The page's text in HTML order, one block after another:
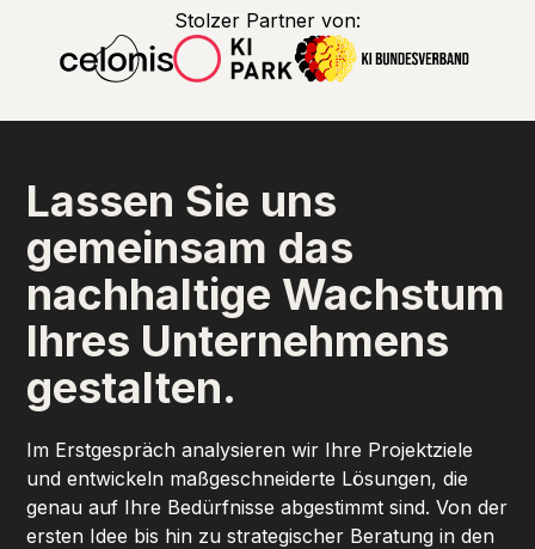
Stolzer Partner von:
Lassen Sie uns
gemeinsam das
nachhaltige Wachstum
Ihres Unternehmens
gestalten.
Im Erstgespräch analysieren wir Ihre Projektziele
und entwickeln maßgeschneiderte Lösungen, die
genau auf Ihre Bedürfnisse abgestimmt sind. Von der
ersten Idee bis hin zu strategischer Beratung in den